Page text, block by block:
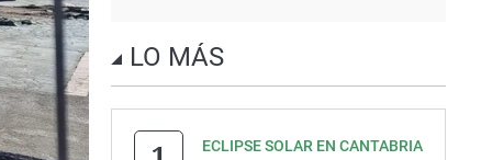
LO MÁS
ECLIPSE SOLAR EN CANTABRIA